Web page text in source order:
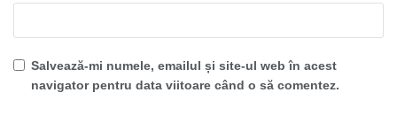
Salvează-mi numele, emailul și site-ul web în acest
navigator pentru data viitoare când o să comentez.